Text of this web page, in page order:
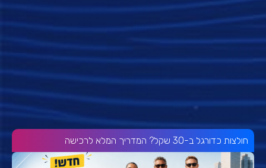
חולצות כדורגל ב-30 שקל? המדריך המלא לרכישה